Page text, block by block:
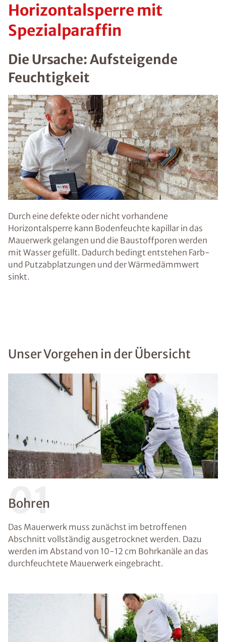
Horizontalsperre mit
Spezialparaffin
Die Ursache: Aufsteigende
Feuchtigkeit
Durch eine defekte oder nicht vorhandene
Horizontalsperre kann Bodenfeuchte kapillar in das
Mauerwerk gelangen und die Baustoffporen werden
mit Wasser gefüllt. Dadurch bedingt entstehen Farb-
und Putzabplatzungen und der Wärmedämmwert
sinkt.
Unser Vorgehen in der Übersicht
01
Bohren
Das Mauerwerk muss zunächst im betroffenen
Abschnitt vollständig ausgetrocknet werden. Dazu
werden im Abstand von 10-12 cm Bohrkanäle an das
durchfeuchtete Mauerwerk eingebracht.